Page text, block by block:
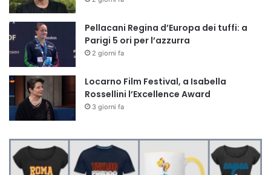
Pellacani Regina d’Europa dei tuffi: a
Parigi 5 ori per l’azzurra
2 giorni fa
Locarno Film Festival, a Isabella
Rossellini l’Excellence Award
3 giorni fa